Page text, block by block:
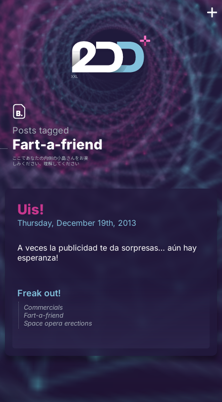
Posts tagged
Fart-a-friend
ここであなたの内側の小島さんをお楽
しみください、理解してください
Uis!
Thursday, December 19th, 2013
A veces la publicidad te da sorpresas… aún hay
esperanza!
Freak out!
Commercials
Fart-a-friend
Space opera erections